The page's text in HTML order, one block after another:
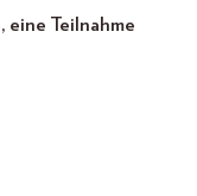
eine Teilnahme